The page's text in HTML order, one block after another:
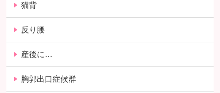
猫背
反り腰
産後に…
胸郭出口症候群